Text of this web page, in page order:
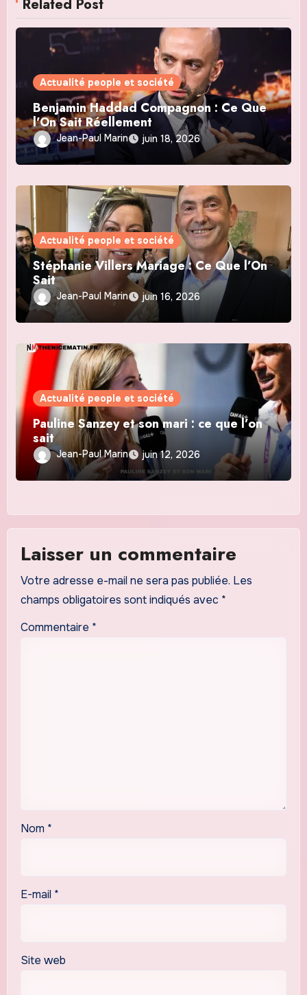
Related Post
Actualité people et société
Benjamin Haddad Compagnon : Ce Que
l’On Sait Réellement
Jean-Paul Marin juin 18, 2026
Actualité people et société
Stéphanie Villers Mariage : Ce Que l’On
Sait
Jean-Paul Marin juin 16, 2026
Actualité people et société
Pauline Sanzey et son mari : ce que l’on
sait
Jean-Paul Marin juin 12, 2026
Laisser un commentaire
Votre adresse e-mail ne sera pas publiée. Les
champs obligatoires sont indiqués avec *
Commentaire *
Nom *
E-mail *
Site web